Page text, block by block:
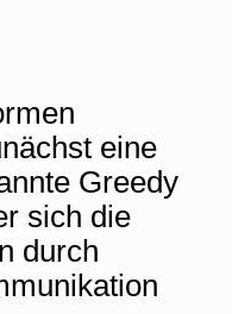
eine
Greedy
sich die
durch